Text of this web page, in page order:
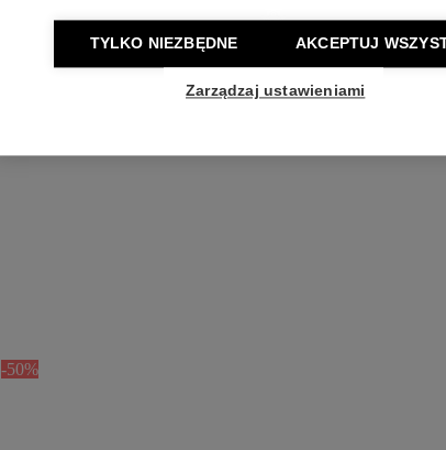
TYLKO NIEZBĘDNE AKCEPTUJ
Zarządzaj ustawieniami
-50%